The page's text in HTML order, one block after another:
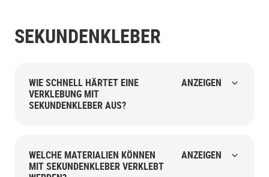
SEKUNDENKLEBER
WIE SCHNELL HÄRTET EINE
VERKLEBUNG MIT
SEKUNDENKLEBER AUS?
ANZEIGEN
WELCHE MATERIALIEN KÖNNEN
MIT SEKUNDENKLEBER VERKLEBT
ANZEIGEN